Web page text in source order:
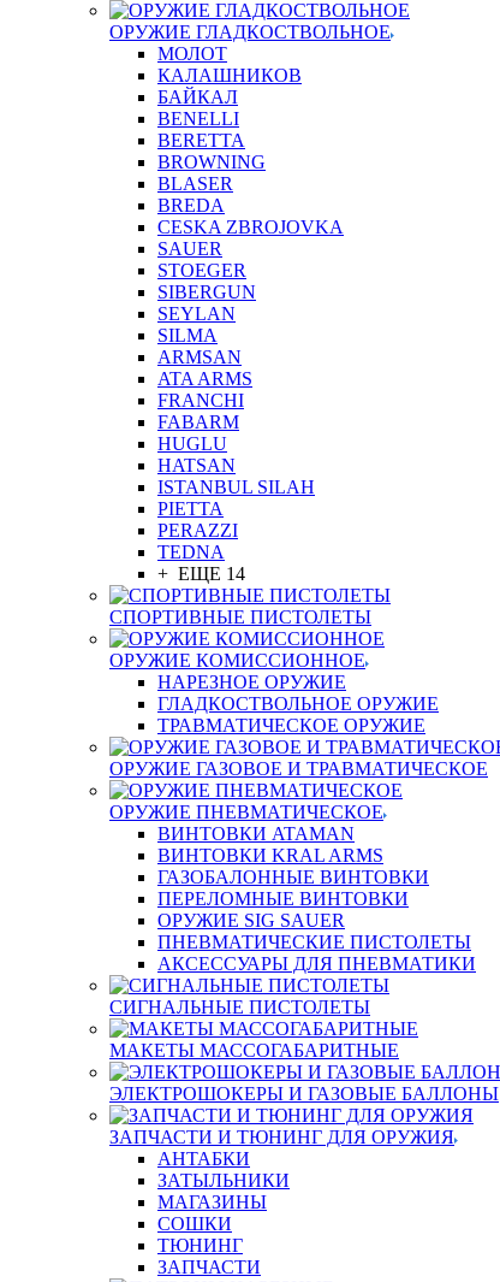
ОРУЖИЕ ГЛАДКОСТВОЛЬНОЕ
МОЛОТ
КАЛАШНИКОВ
БАЙКАЛ
BENELLI
BERETTA
BROWNING
BLASER
BREDA
CESKA ZBROJOVKA
SAUER
STOEGER
SIBERGUN
SEYLAN
SILMA
ARMSAN
ATA ARMS
FRANCHI
FABARM
HUGLU
HATSAN
ISTANBUL SILAH
PIETTA
PERAZZI
TEDNA
+ ЕЩЕ 14
СПОРТИВНЫЕ ПИСТОЛЕТЫ
ОРУЖИЕ КОМИССИОННОЕ
НАРЕЗНОЕ ОРУЖИЕ
ГЛАДКОСТВОЛЬНОЕ ОРУЖИЕ
ТРАВМАТИЧЕСКОЕ ОРУЖИЕ
ОРУЖИЕ ГАЗОВОЕ И ТРАВМАТИЧЕСКОЕ
ОРУЖИЕ ПНЕВМАТИЧЕСКОЕ
ВИНТОВКИ ATAMAN
ВИНТОВКИ KRAL ARMS
ГАЗОБАЛОННЫЕ ВИНТОВКИ
ПЕРЕЛОМНЫЕ ВИНТОВКИ
ОРУЖИЕ SIG SAUER
ПНЕВМАТИЧЕСКИЕ ПИСТОЛЕТЫ
АКСЕССУАРЫ ДЛЯ ПНЕВМАТИКИ
СИГНАЛЬНЫЕ ПИСТОЛЕТЫ
МАКЕТЫ МАССОГАБАРИТНЫЕ
ЭЛЕКТРОШОКЕРЫ И ГАЗОВЫЕ БАЛЛОНЫ
ЗАПЧАСТИ И ТЮНИНГ ДЛЯ ОРУЖИЯ
АНТАБКИ
ЗАТЫЛЬНИКИ
МАГАЗИНЫ
СОШКИ
ТЮНИНГ
ЗАПЧАСТИ